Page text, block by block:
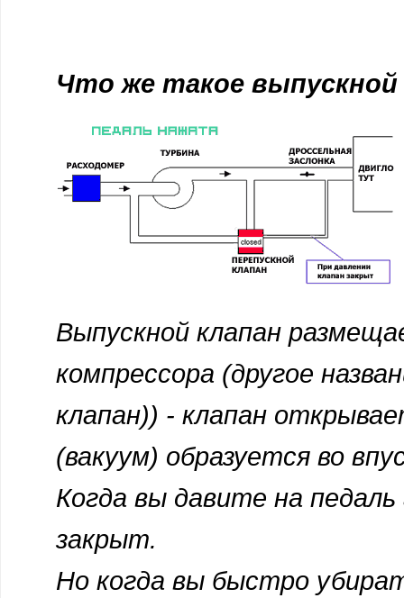
Что же такое выпускной
Выпускной клапан
компрессора (другое
клапан)) - клапан
(вакуум) образуется во
Когда вы давите на
закрыт.
Но когда вы быстро